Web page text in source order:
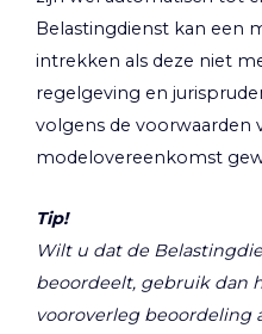
Belastingdienst kan een
intrekken als deze niet
regelgeving en
volgens de voorwaarden
modelovereenkomst
Tip!
Wilt u dat de
beoordeelt, gebruik dan
vooroverleg beoordeling